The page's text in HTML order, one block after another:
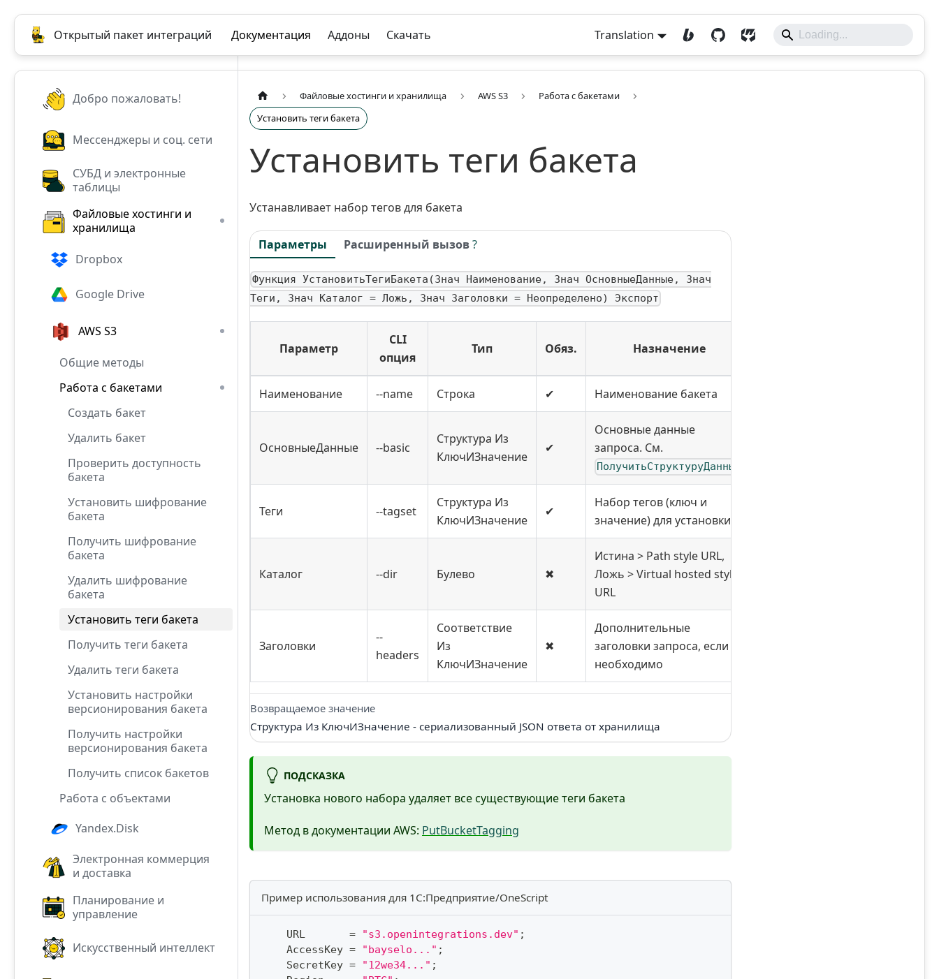
Открытый пакет интеграций Документация Аддоны Скачать Translation
Добро пожаловать!
Мессенджеры и соц. сети
СУБД и электронные
таблицы
Файловые хостинги и
хранилища
Dropbox
Google Drive
AWS S3
Общие методы
Работа с бакетами
Создать бакет
Удалить бакет
Проверить доступность
бакета
Установить шифрование
бакета
Получить шифрование
бакета
Удалить шифрование
бакета
Установить теги бакета
Получить теги бакета
Удалить теги бакета
Установить настройки
версионирования бакета
Получить настройки
версионирования бакета
Получить список бакетов
Работа с объектами
Yandex.Disk
Электронная коммерция
и доставка
Планирование и
управление
Искусственный интеллект
Файловые хостинги и хранилища AWS S3
Работа с бакетами
Установить теги бакета
Установить теги бакета
Устанавливает набор тегов для бакета
Параметры Расширенный вызов?
Функция УстановитьТегиБакета(Знач Наименование, Знач ОсновныеДанные, Знач
Теги, Знач Каталог = Ложь, Знач Заголовки = Неопределено) Экспорт
Параметр
CLI
опция
Тип Обяз. Назначение
Наименование --name Строка ✔ Наименование бакета
ОсновныеДанные --basic
Структура Из
КлючИЗначение
✔
Основные данные
запроса. См.
ПолучитьСтруктуруДанных
Теги --tagset
Структура Из
КлючИЗначение
✔
Набор тегов (ключ и
значение) для установки
Каталог --dir Булево ✖
Истина > Path style URL,
Ложь > Virtual hosted style
URL
Заголовки
--
headers
Соответствие
Из
КлючИЗначение
✖
Дополнительные
заголовки запроса, если
необходимо
Возвращаемое значение
Структура Из КлючИЗначение - сериализованный JSON ответа от хранилища
ПОДСКАЗКА
Установка нового набора удаляет все существующие теги бакета
Метод в документации AWS: PutBucketTagging
Пример использования для 1С:Предприятие/OneScript
    URL
= "s3.openintegrations.dev" ;
    AccessKey
= "bayselo..." ;
    SecretKey
= "12we34..." ;